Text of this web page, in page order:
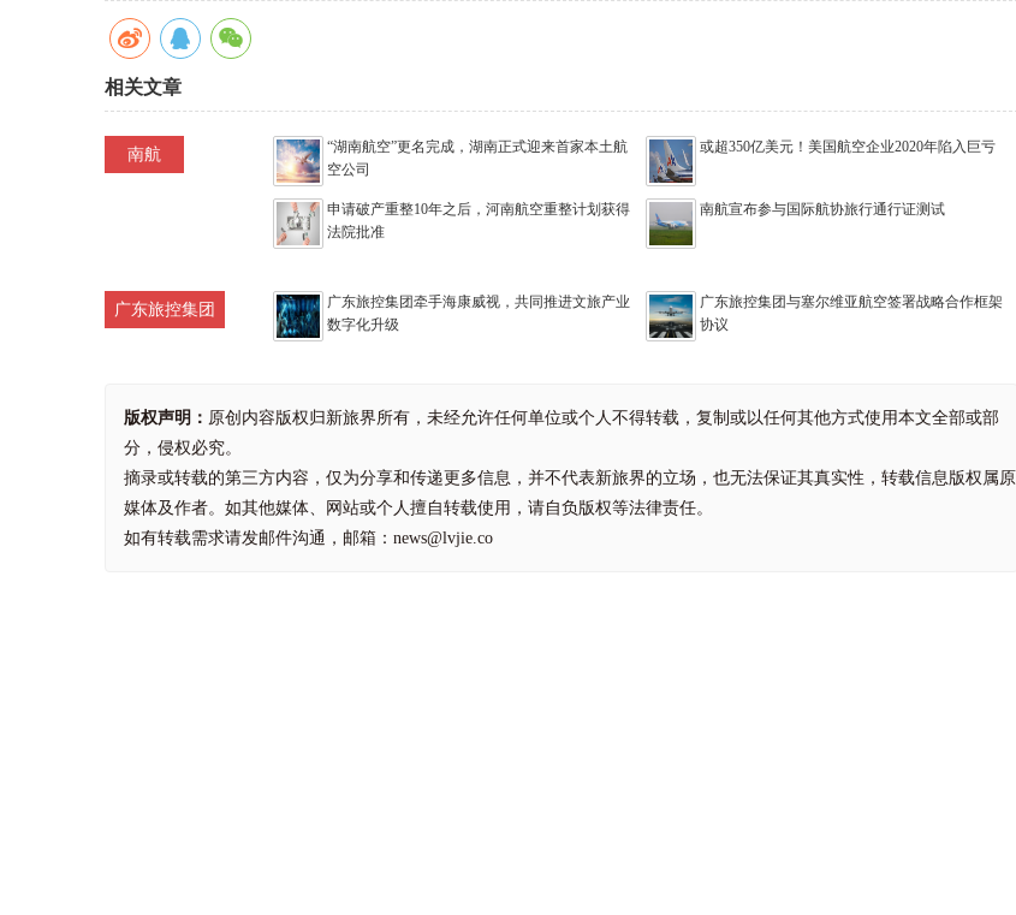
相关文章
南航
“湖南航空”更名完成，湖南正式迎来首家本土航
空公司
或超350亿美元！美国航空企业2020年陷入巨亏
申请破产重整10年之后，河南航空重整计划获得
法院批准
南航宣布参与国际航协旅行通行证测试
广东旅控集团
广东旅控集团牵手海康威视，共同推进文旅产业
数字化升级
广东旅控集团与塞尔维亚航空签署战略合作框架
协议
版权声明： 原创内容版权归新旅界所有，未经允许任何单位或个人不得转载，复制或以任何其他方式使用本文全部或部
分，侵权必究。
摘录或转载的第三方内容，仅为分享和传递更多信息，并不代表新旅界的立场，也无法保证其真实性，转载信息版权属原
媒体及作者。如其他媒体、网站或个人擅自转载使用，请自负版权等法律责任。
如有转载需求请发邮件沟通，邮箱：news@lvjie.co